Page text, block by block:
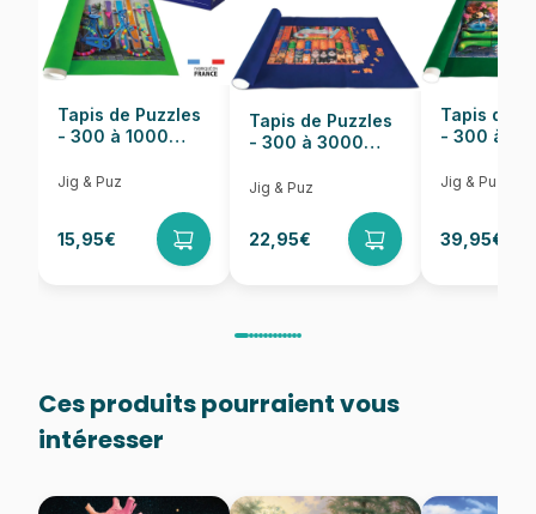
Dimensions 69 x 49 cm
Tapis de Puzzles
- 300 à 1000
Jig & Puz
15,95€
Tapis de Puzzles
- 300 à 3000
Jig & Puz
22,95€
Tapis de
- 300 à
Jig & Puz
39,95€
Ces produits pourraient vous
intéresser